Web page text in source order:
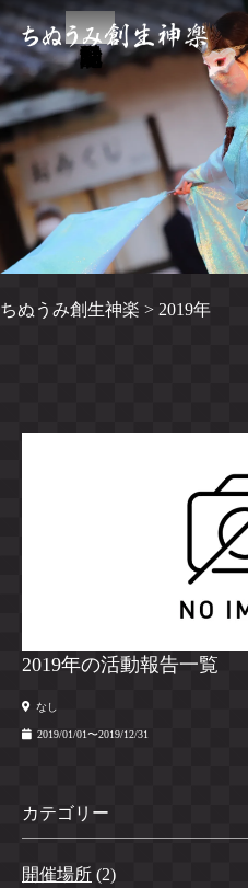
ちぬうみ創生神楽 > 2019年
2019年の活動報告一覧
なし
2019/01/01〜2019/12/31
カテゴリー
開催場所 (2)